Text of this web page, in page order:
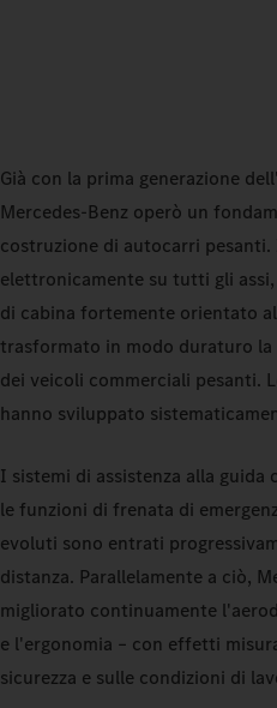
Già con la prima generazione
Mercedes‑Benz operò un
costruzione di autocarri
elettronicamente su tutti gli
di cabina fortemente orientato
trasformato in modo duraturo
dei veicoli commerciali pesanti.
hanno sviluppato
I sistemi di assistenza alla
le funzioni di frenata di
evoluti sono entrati
distanza. Parallelamente a ciò,
migliorato continuamente
e l'ergonomia – con effetti
sicurezza e sulle condizioni di